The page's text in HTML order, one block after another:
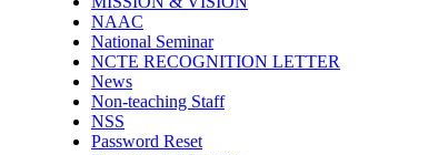
NAAC
National Seminar
NCTE RECOGNITION LETTER
News
Non-teaching Staff
NSS
Password Reset